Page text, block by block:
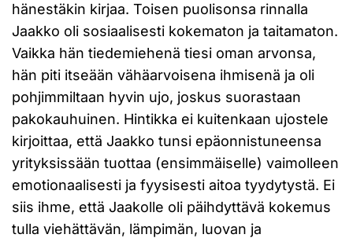
hänestäkin kirjaa. Toisen puolisonsa rinnalla
Jaakko oli sosiaalisesti kokematon ja taitamaton.
Vaikka hän tiedemiehenä tiesi oman arvonsa,
hän piti itseään vähäarvoisena ihmisenä ja oli
pohjimmiltaan hyvin ujo, joskus suorastaan
pakokauhuinen. Hintikka ei kuitenkaan ujostele
kirjoittaa, että Jaakko tunsi epäonnistuneensa
yrityksissään tuottaa (ensimmäiselle) vaimolleen
emotionaalisesti ja fyysisesti aitoa tyydytystä. Ei
siis ihme, että Jaakolle oli päihdyttävä kokemus
tulla viehättävän, lämpimän, luovan ja